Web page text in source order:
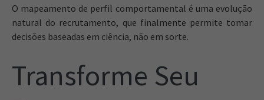
O mapeamento de perfil comportamental é uma evolução
natural do recrutamento, que finalmente permite tomar
decisões baseadas em ciência, não em sorte.
Transforme Seu